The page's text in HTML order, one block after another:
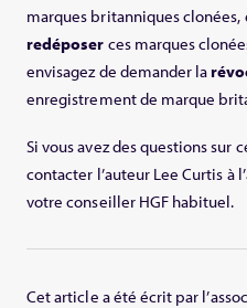
marques britanniques
redéposer ces marques
envisagez de demander la
enregistrement de marque
Si vous avez des questions sur
contacter l’auteur Lee Curtis à
votre conseiller HGF habituel.
Cet article a été écrit par